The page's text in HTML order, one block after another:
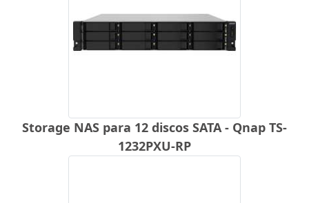
Storage NAS para 12 discos SATA - Qnap TS-
1232PXU-RP